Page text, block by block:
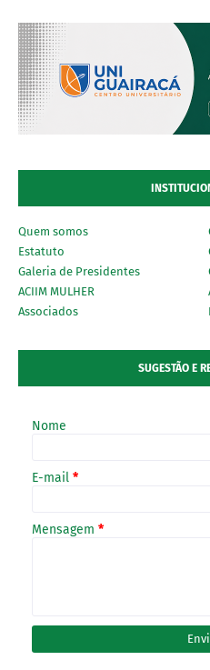
Quem somos
Estatuto
Galeria de Presidentes
ACIIM MULHER
Associados
SUGESTÃO E
Nome
E-mail *
Mensagem *